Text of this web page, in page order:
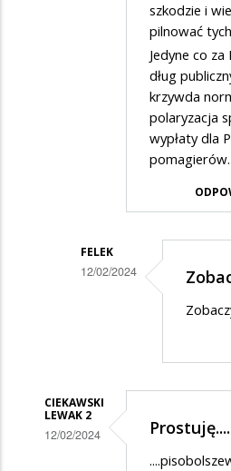
szkodzie i
pilnować
Jedyne co za
dług
krzywda
polaryzacja
wypłaty dla
pomagierów.
FELEK
12/02/2024
w
odpowiedzi
CIEKAWSKI
LEWAK 2
12/02/2024